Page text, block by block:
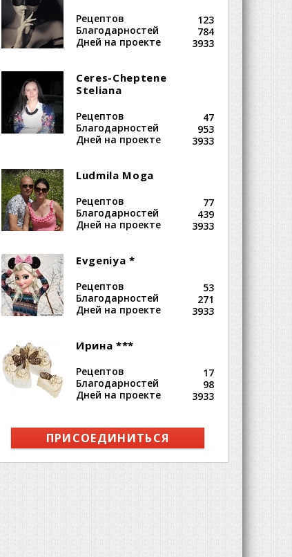
Рецептов 123
Благодарностей 784
Дней на проекте 3933
Ceres-Cheptene
Steliana
Рецептов 47
Благодарностей 953
Дней на проекте 3933
Ludmila Moga
Рецептов 77
Благодарностей 439
Дней на проекте 3933
Evgeniya *
Рецептов 53
Благодарностей 271
Дней на проекте 3933
Ирина ***
Рецептов 17
Благодарностей 98
Дней на проекте 3933
ПРИСОЕДИНИТЬСЯ